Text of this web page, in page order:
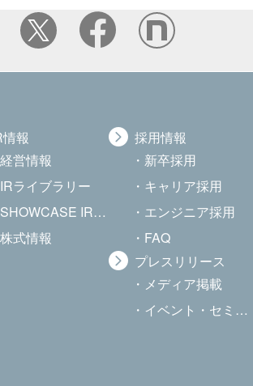
情報
経営情報
IRライブラリー
SHOWCASE IR Channel
株式情報
採用情報
新卒採用
キャリア採用
エンジニア採用
FAQ
プレスリリース
メディア掲載
イベント・セミナー